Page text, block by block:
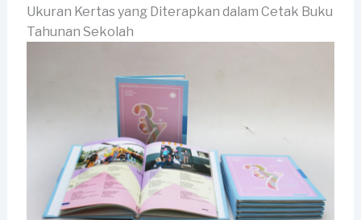
Ukuran Kertas yang Diterapkan dalam Cetak Buku
Tahunan Sekolah